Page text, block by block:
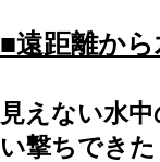
■遠距離か
見えない水
い撃ちでき